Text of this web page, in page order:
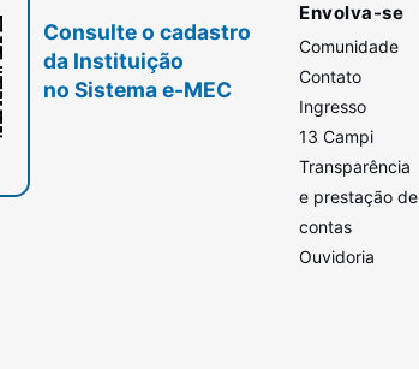
Consulte o cadastro
da Instituição
no Sistema e-MEC
Envolva-se
Comunidade
Contato
Ingresso
13 Campi
Transparência
e prestação de
contas
Ouvidoria